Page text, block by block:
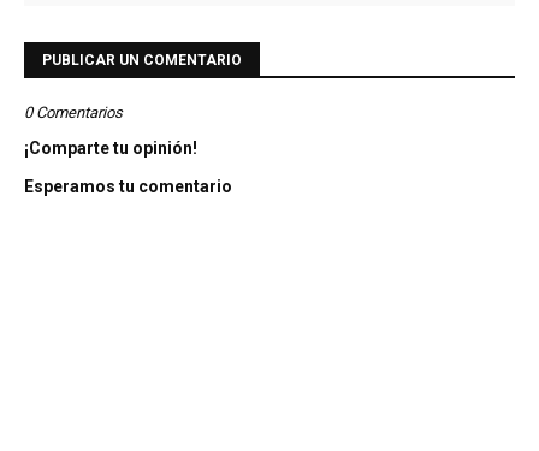
PUBLICAR UN COMENTARIO
0 Comentarios
¡Comparte tu opinión!
Esperamos tu comentario